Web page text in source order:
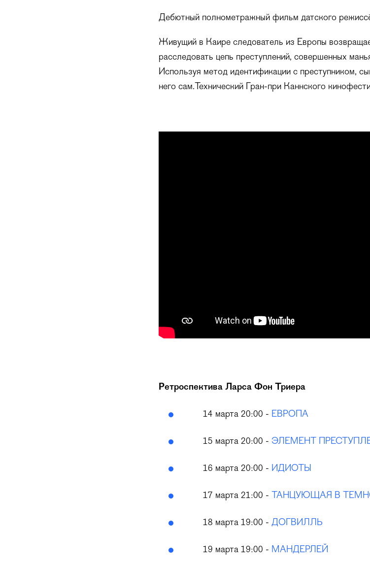
Дебютный полнометражный фильм датского
Живущий в Каире следователь из Европы
расследовать цепь преступлений, совершенных
Используя метод идентификации с преступником,
него сам.Технический Гран-при Каннского
Ретроспектива Ларса Фон Триера
14 марта 20:00 - ЕВРОПА
15 марта 20:00 - ЭЛЕМЕНТ
16 марта 20:00 - ИДИОТЫ
17 марта 21:00 - ТАНЦУЮЩАЯ В
18 марта 19:00 - ДОГВИЛЛЬ
19 марта 19:00 - МАНДЕРЛЕЙ